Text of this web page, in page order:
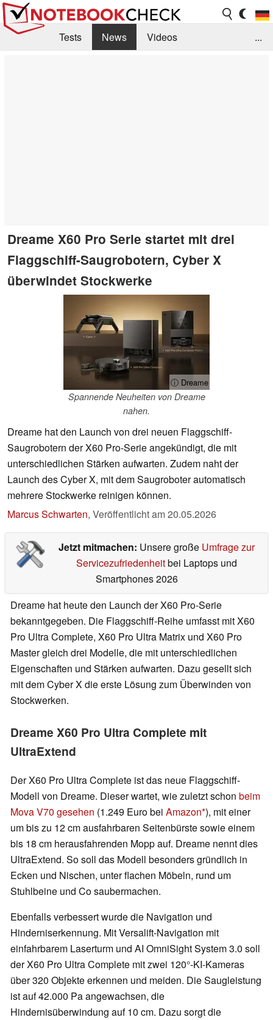
Tests News
Videos
...
Dreame X60 Pro Serie startet mit drei
Flaggschiff-Saugrobotern, Cyber X
überwindet Stockwerke
ⓘ Dreame
Spannende Neuheiten von Dreame
nahen.
Dreame hat den Launch von drei neuen Flaggschiff-
Saugrobotern der X60 Pro-Serie angekündigt, die mit
unterschiedlichen Stärken aufwarten. Zudem naht der
Launch des Cyber X, mit dem Saugroboter automatisch
mehrere Stockwerke reinigen können.
Marcus Schwarten, Veröffentlicht am20.05.2026
Jetzt mitmachen: Unsere große Umfrage zur
Servicezufriedenheitbei Laptops und
Smartphones 2026
Dreame hat heute den Launch der X60 Pro-Serie
bekanntgegeben. Die Flaggschiff-Reihe umfasst mit X60
Pro Ultra Complete, X60 Pro Ultra Matrix und X60 Pro
Master gleich drei Modelle, die mit unterschiedlichen
Eigenschaften und Stärken aufwarten. Dazu gesellt sich
mit dem Cyber X die erste Lösung zum Überwinden von
Stockwerken.
Dreame X60 Pro Ultra Complete mit
UltraExtend
Der X60 Pro Ultra Complete ist das neue Flaggschiff-
Modell von Dreame. Dieser wartet, wie zuletzt schon beim
Mova V70 gesehen (1.249 Euro bei Amazon ), mit einer
um bis zu 12 cm ausfahrbaren Seitenbürste sowie einem
bis 18 cm herausfahrenden Mopp auf. Dreame nennt dies
UltraExtend. So soll das Modell besonders gründlich in
Ecken und Nischen, unter flachen Möbeln, rund um
Stuhlbeine und Co saubermachen.
Ebenfalls verbessert wurde die Navigation und
Hinderniserkennung. Mit Versalift-Navigation mit
einfahrbarem Laserturm und AI OmniSight System 3.0 soll
der X60 Pro Ultra Complete mit zwei 120°-KI-Kameras
über 320 Objekte erkennen und meiden. Die Saugleistung
ist auf 42.000 Pa angewachsen, die
Hindernisüberwindung auf 10 cm. Dazu sorgt die